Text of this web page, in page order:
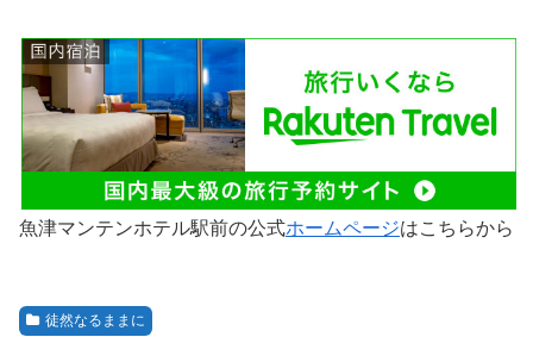
魚津マンテンホテル駅前の公式ホームページはこちらから
徒然なるままに